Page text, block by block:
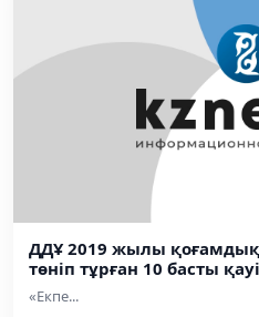
ДДҰ 2019 жылы қоғамдық
төніп тұрған 10 басты
«Екпе...